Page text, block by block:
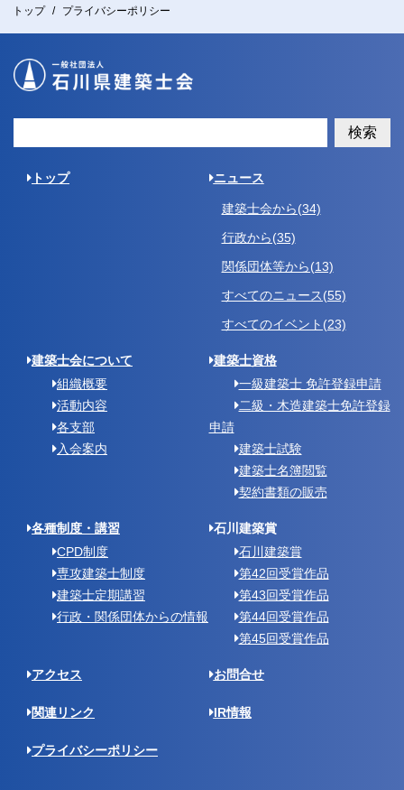
トップ プライバシーポリシー
検索
トップ ニュース
建築士会から(34)
行政から(35)
関係団体等から(13)
すべてのニュース(55)
すべてのイベント(23)
建築士会について
組織概要
活動内容
各支部
入会案内
建築士資格
一級建築士 免許登録申請
二級・木造建築士免許登録
申請
建築士試験
建築士名簿閲覧
契約書類の販売
各種制度・講習
CPD制度
専攻建築士制度
建築士定期講習
行政・関係団体からの情報
石川建築賞
石川建築賞
第42回受賞作品
第43回受賞作品
第44回受賞作品
第45回受賞作品
アクセス お問合せ
関連リンク IR情報
プライバシーポリシー